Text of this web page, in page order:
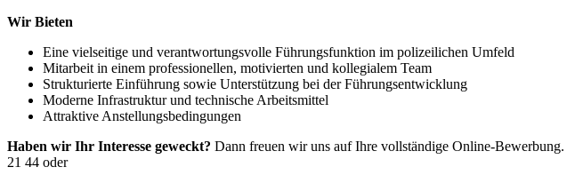
Wir Bieten
Eine vielseitige und verantwortungsvolle Führungsfunktion im polizeilichen Umfeld
Mitarbeit in einem professionellen, motivierten und kollegialem Team
Strukturierte Einführung sowie Unterstützung bei der Führungsentwicklung
Moderne Infrastruktur und technische Arbeitsmittel
Attraktive Anstellungsbedingungen
Haben wir Ihr Interesse geweckt? Dann freuen wir uns auf Ihre vollständige Online-Bewerbung.
21 44 oder